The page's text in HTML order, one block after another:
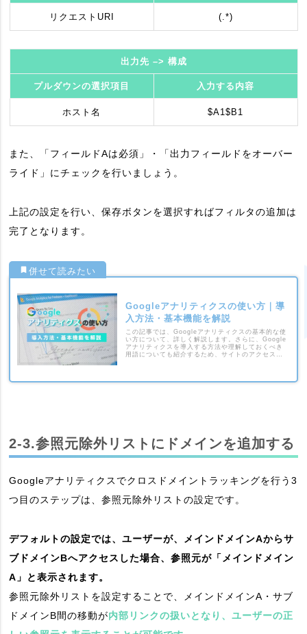
リクエストURI (.*)
出力先 –> 構成
プルダウンの選択項目 入力する内容
ホスト名 $A1$B1
また、「フィールドAは必須」・「出力フィールドをオーバー
ライド」にチェックを行いましょう。
上記の設定を行い、保存ボタンを選択すればフィルタの追加は
完了となります。
Googleアナリティクスの使い方｜導
入方法・基本機能を解説
この記事では、Googleアナリティクスの基本的な使
い方について、詳しく解説します。さらに、Google
アナリティクスを導入する方法や理解しておくべき
用語についても紹介するため、サイトのアクセス解
2-3.参照元除外リストにドメインを追加する
Googleアナリティクスでクロスドメイントラッキングを行う3
つ目のステップは、参照元除外リストの設定です。
デフォルトの設定では、ユーザーが、メインドメインAからサ
ブドメインBへアクセスした場合、参照元が「メインドメイン
A」と表示されます。
参照元除外リストを設定することで、メインドメインA・サブ
ドメインB間の移動が内部リンクの扱いとなり、ユーザーの正